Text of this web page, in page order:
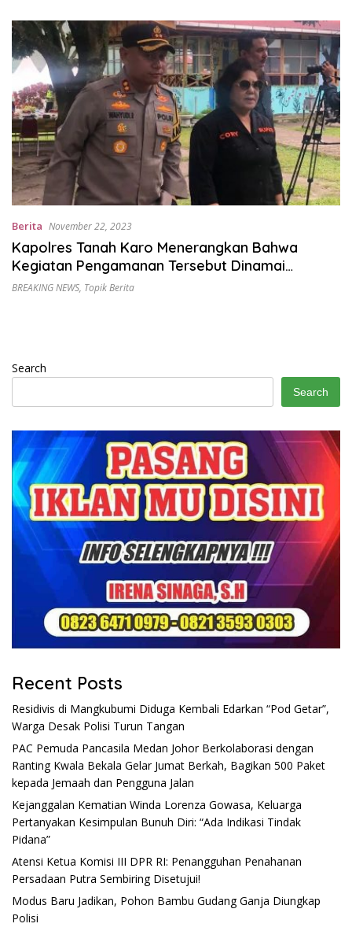
Jemaah dan Pengguna Jalan
Berita November 22, 2023
Kapolres Tanah Karo Menerangkan Bahwa
Kegiatan Pengamanan Tersebut Dinamai
Aquabike Toba 2023
BREAKING NEWS, Topik Berita
Search
Search
Recent Posts
Residivis di Mangkubumi Diduga Kembali Edarkan “Pod Getar”,
Warga Desak Polisi Turun Tangan
PAC Pemuda Pancasila Medan Johor Berkolaborasi dengan
Ranting Kwala Bekala Gelar Jumat Berkah, Bagikan 500 Paket
kepada Jemaah dan Pengguna Jalan
Kejanggalan Kematian Winda Lorenza Gowasa, Keluarga
Pertanyakan Kesimpulan Bunuh Diri: “Ada Indikasi Tindak
Pidana”
Atensi Ketua Komisi III DPR RI: Penangguhan Penahanan
Persadaan Putra Sembiring Disetujui!
Modus Baru Jadikan, Pohon Bambu Gudang Ganja Diungkap
Polisi